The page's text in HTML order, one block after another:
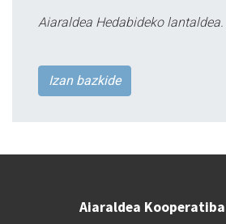
Aiaraldea Hedabideko lantaldea.
Izan bazkide
Aiaraldea